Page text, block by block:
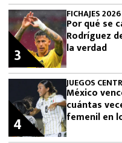
FICHAJES 2026
Por qué se
Rodríguez
la verdad
3
JUEGOS
México
cuántas
femenil en
4